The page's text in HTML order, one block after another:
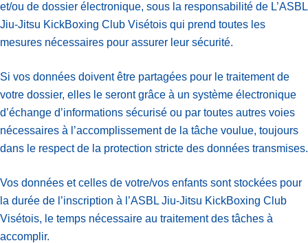
et/ou de dossier électronique, sous la responsabilité de L’ASBL
Jiu-Jitsu KickBoxing Club Visétois qui prend toutes les
mesures nécessaires pour assurer leur sécurité.
Si vos données doivent être partagées pour le traitement de
votre dossier, elles le seront grâce à un système électronique
d’échange d’informations sécurisé ou par toutes autres voies
nécessaires à l’accomplissement de la tâche voulue, toujours
dans le respect de la protection stricte des données transmises.
Vos données et celles de votre/vos enfants sont stockées pour
la durée de l’inscription à l’ASBL Jiu-Jitsu KickBoxing Club
Visétois, le temps nécessaire au traitement des tâches à
accomplir.